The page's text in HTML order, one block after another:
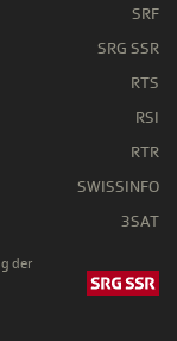
SRF
SRG SSR
RTS
RSI
RTR
SWISSINFO
3SAT
der